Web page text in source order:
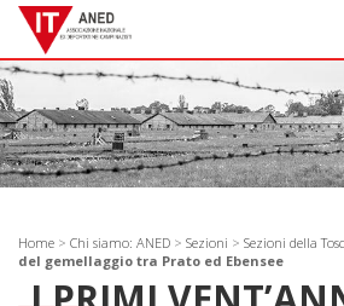
Home > Chi siamo: ANED > Sezioni > Sezioni della
del gemellaggio tra Prato ed Ebensee